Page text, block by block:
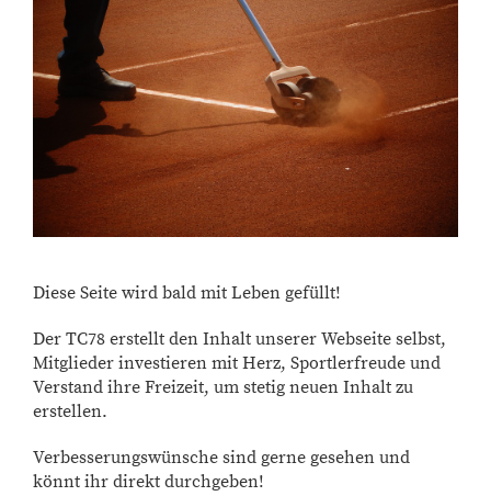
Diese Seite wird bald mit Leben gefüllt!
Der TC78 erstellt den Inhalt unserer Webseite selbst,
Mitglieder investieren mit Herz, Sportlerfreude und
Verstand ihre Freizeit, um stetig neuen Inhalt zu
erstellen.
Verbesserungswünsche sind gerne gesehen und
könnt ihr direkt durchgeben!